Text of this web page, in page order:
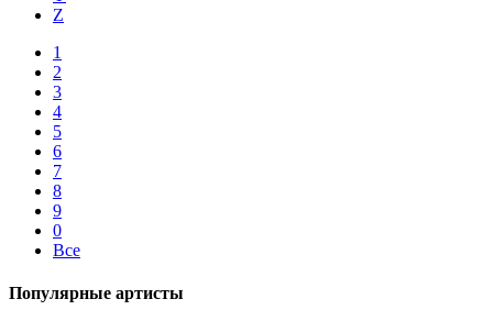
Z
1
2
3
4
5
6
7
8
9
0
Все
Популярные артисты